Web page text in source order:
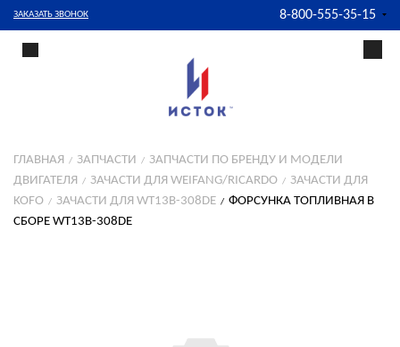
ЗАКАЗАТЬ ЗВОНОК 8-800-555-35-15
ГЛАВНАЯ ЗАПЧАСТИ
ЗАПЧАСТИ ПО БРЕНДУ И МОДЕЛИ
ДВИГАТЕЛЯ
ЗАЧАСТИ ДЛЯ WEIFANG/RICARDO
ЗАЧАСТИ ДЛЯ
KOFO
ЗАЧАСТИ ДЛЯ WT13B-308DE
ФОРСУНКА ТОПЛИВНАЯ В
СБОРЕ WT13B-308DE